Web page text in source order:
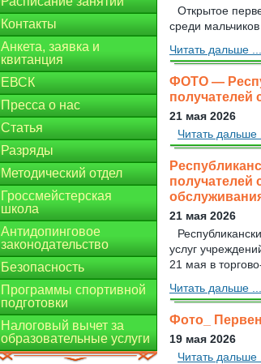
Контакты
Анкета, заявка и
квитанция
ЕВСК
Пресса о нас
Статья
Разряды
Методический отдел
Гроссмейстерская
школа
Антидопинговое
законодательство
Безопасность
Программы спортивной
подготовки
Налоговый вычет за
образовательные услуги
Открытое
среди
Читать дальше ...
ФОТО —
получателей
21 мая 2026
Читать дальше
получателей
21 мая 2026
услуг
21 мая в
Читать дальше ...
Фото_
19 мая 2026
Читать дальше